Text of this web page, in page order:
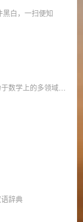
白，一扫便知
辞典